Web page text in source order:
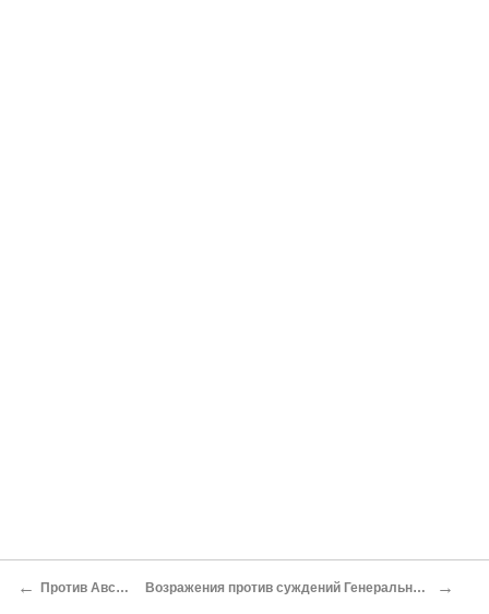
← Против Австрии: Возражения против суждений Генерального Штаба →